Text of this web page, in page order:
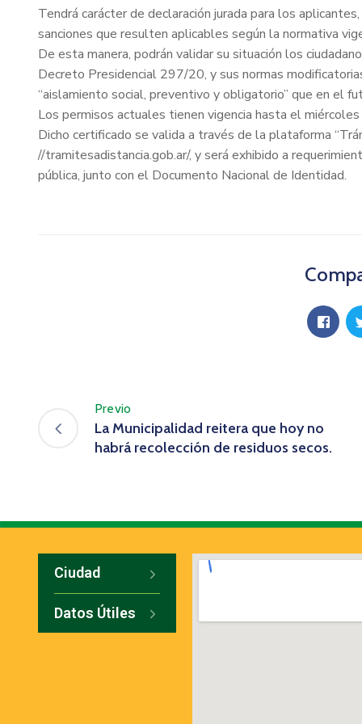
Tendrá carácter de declaración jurada para los
sanciones que resulten aplicables según la normativa
De esta manera, podrán validar su situación los
Decreto Presidencial 297/20, y sus normas
“aislamiento social, preventivo y obligatorio” que en el
Los permisos actuales tienen vigencia hasta el
Dicho certificado se valida a través de la plataforma
//tramitesadistancia.gob.ar/, y será exhibido a
pública, junto con el Documento Nacional de Identidad.
Previo
La Municipalidad reitera que hoy no
habrá recolección de residuos secos.
Ciudad
Datos Útiles